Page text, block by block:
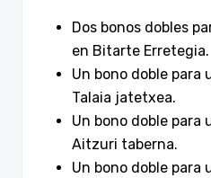
Dos bonos dobles
en Bitarte Erretegia.
Un bono doble para
Talaia jatetxea.
Un bono doble para
Aitzuri taberna.
Un bono doble para